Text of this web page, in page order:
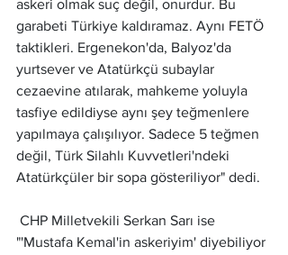
askeri olmak suç değil, onurdur. Bu
garabeti Türkiye kaldıramaz. Aynı FETÖ
taktikleri. Ergenekon'da, Balyoz'da
yurtsever ve Atatürkçü subaylar
cezaevine atılarak, mahkeme yoluyla
tasfiye edildiyse aynı şey teğmenlere
yapılmaya çalışılıyor. Sadece 5 teğmen
değil, Türk Silahlı Kuvvetleri'ndeki
Atatürkçüler bir sopa gösteriliyor" dedi.
CHP Milletvekili Serkan Sarı ise
"'Mustafa Kemal'in askeriyim' diyebiliyor